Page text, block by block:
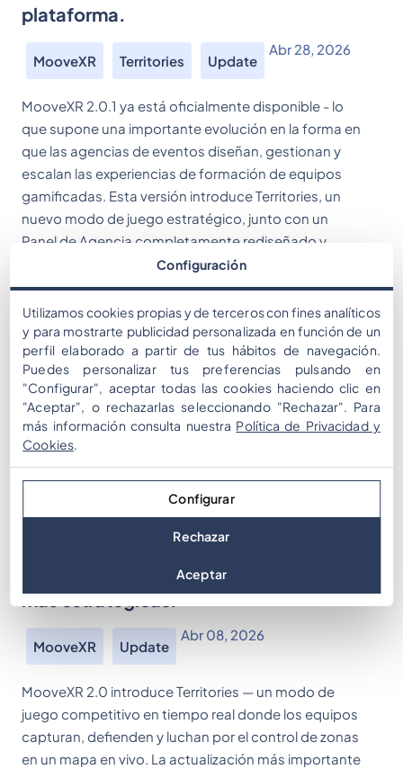
plataforma.
MooveXR Territories Update
Abr 28, 2026
MooveXR 2.0.1 ya está oficialmente disponible - lo
que supone una importante evolución en la forma en
que las agencias de eventos diseñan, gestionan y
escalan las experiencias de formación de equipos
gamificadas. Esta versión introduce Territories, un
nuevo modo de juego estratégico, junto con un
Panel de Agencia completamente rediseñado y
MooveXR 2.0 Beta: Cómo el nuevo
modo de juego Territorios ayuda a las
agencias de eventos a ofrecer
experiencias de formación de equipos
más estratégicas.
MooveXR Update
Abr 08, 2026
MooveXR 2.0 introduce Territories — un modo de
juego competitivo en tiempo real donde los equipos
capturan, defienden y luchan por el control de zonas
en un mapa en vivo. La actualización más importante
Configuración
Utilizamos cookies propias y de terceros con fines analíticos
y para mostrarte publicidad personalizada en función de un
perfil elaborado a partir de tus hábitos de navegación.
Puedes personalizar tus preferencias pulsando en
"Configurar", aceptar todas las cookies haciendo clic en
"Aceptar", o rechazarlas seleccionando "Rechazar". Para
más información consulta nuestra Política de Privacidad y
Cookies.
Configurar
Rechazar
Aceptar